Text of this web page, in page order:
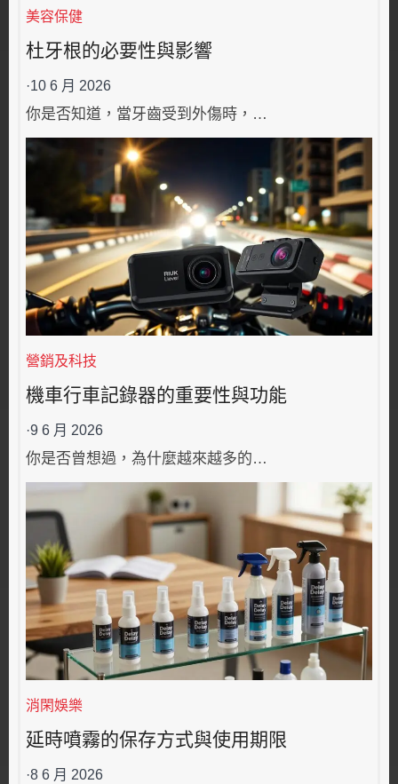
美容保健
杜牙根的必要性與影響
·10 6 月 2026
你是否知道，當牙齒受到外傷時，…
營銷及科技
機車行車記錄器的重要性與功能
·9 6 月 2026
你是否曾想過，為什麼越來越多的…
消閑娛樂
延時噴霧的保存方式與使用期限
·8 6 月 2026